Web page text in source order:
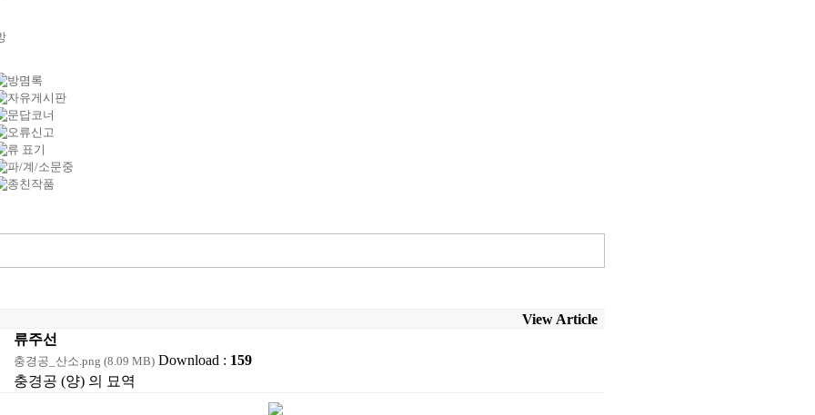
View Article
류주선
충경공_산소.png (8.09 MB) Download : 159
충경공 (양) 의 묘역